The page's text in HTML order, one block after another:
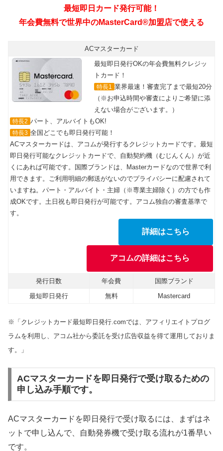
最短即日カード発行可能！
年会費無料で世界中のMasterCard®加盟店で使える
ACマスターカード
最短即日発行OKの年会費無料クレジッ
トカード！
特長1 業界最速！審査完了まで最短20分
（※お申込時間や審査によりご希望に添
えない場合がございます。）
特長2 パート、アルバイトもOK!
特長3 全国どこでも即日発行可能！
ACマスターカードは、アコムが発行するクレジットカードです。最短
即日発行可能なクレジットカードで、自動契約機（むじんくん）が近
くにあれば可能です。国際ブランドは、Masterカードなので世界で利
用できます。ご利用明細の郵送がないのでプライバシーに配慮されて
いますね。パート・アルバイト・主婦（※専業主婦除く）の方でも作
成OKです。土日祝も即日発行が可能です。アコム独自の審査基準で
す。
詳細はこちら
アコムの詳細はこちら
発行日数 年会費
国際ブランド
最短即日発行
無料 Mastercard
※「クレジットカード最短即日発行.comでは、アフィリエイトプログ
ラムを利用し、アコム社から委託を受け広告収益を得て運用しておりま
す。」
ACマスターカードを即日発行で受け取るための
申し込み手順です。
ACマスターカードを即日発行で受け取るには、まずはネ
ットで申し込んで、自動発券機で受け取る流れが1番早い
です。